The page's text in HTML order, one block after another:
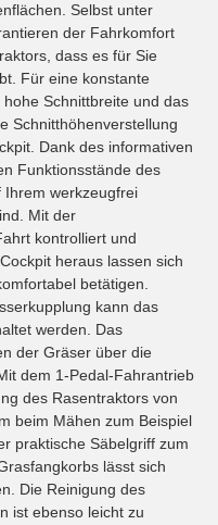
Selbst unter
der Fahrkomfort
dass es für Sie
Für eine konstante
Schnittbreite und das
Schnitthöhenverstellung
Dank des informativen
Funktionsstände des
Ihrem werkzeugfrei
Mit der
kontrolliert und
heraus lassen sich
betätigen.
kann das
werden. Das
der Gräser über die
dem 1-Pedal-Fahrantrieb
des Rasentraktors von
beim Mähen zum Beispiel
praktische Säbelgriff zum
lässt sich
Die Reinigung des
ist ebenso leicht zu